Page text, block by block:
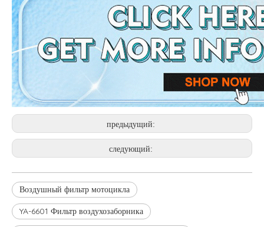
предыдущий:
следующий:
Воздушный фильтр мотоцикла
YA-6601 Фильтр воздухозаборника